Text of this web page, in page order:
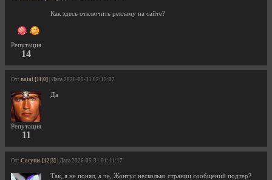
Репутация
14
Как здесь отключить рекламу на сайте?
От: notai [11|0] | Дата 2026-05-31 02:13:07
Репутация
11
Да
От: Cocytus [12|3] | Дата 2026-05-31 01:11:17
Так, я не понял, а че, Жонтус несколько страниц сообщений подтер?